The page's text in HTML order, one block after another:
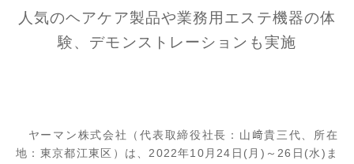
人気のヘアケア製品や業務用エステ機器の体
験、デモンストレーションも実施
ヤーマン株式会社（代表取締役社長：山﨑貴三代、所在
地：東京都江東区）は、2022年10月24日(月)～26日(水)ま